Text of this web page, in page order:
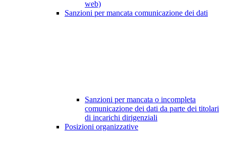
web)
Sanzioni per mancata comunicazione dei dati
Sanzioni per mancata o incompleta
comunicazione dei dati da parte dei titolari
di incarichi dirigenziali
Posizioni organizzative